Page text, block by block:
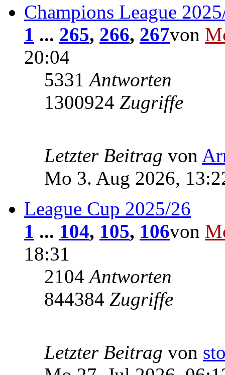
Champions League
1 ... 265, 266, 267von
20:04
5331Antworten
1300924 Zugriffe
Letzter Beitrag von
Mo 3. Aug 2026,
League Cup 2025/26
1 ... 104, 105, 106von
18:31
2104Antworten
844384 Zugriffe
Letzter Beitrag von